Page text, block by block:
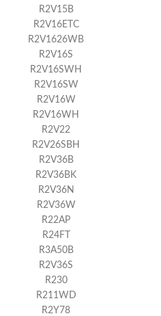
R2V15B
R2V16ETC
R2V1626WB
R2V16S
R2V16SWH
R2V16SW
R2V16W
R2V16WH
R2V22
R2V26SBH
R2V36B
R2V36BK
R2V36N
R2V36W
R22AP
R24FT
R3A50B
R2V36S
R230
R211WD
R2Y78